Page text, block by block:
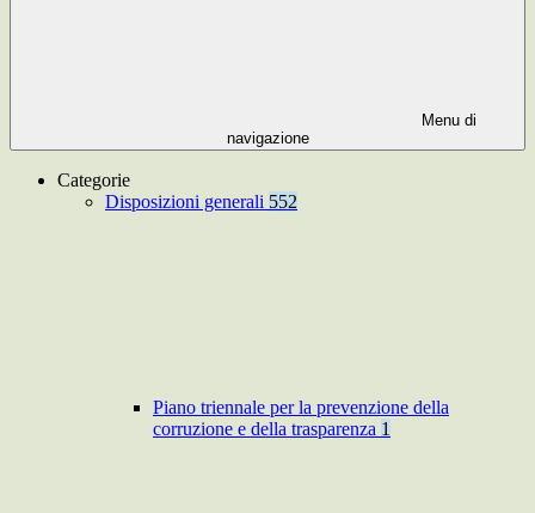
Menu di
navigazione
Categorie
Disposizioni generali 552
Piano triennale per la prevenzione della
corruzione e della trasparenza 1